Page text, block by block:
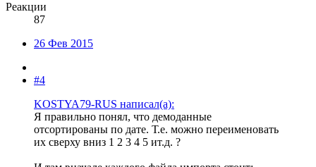
Реакции
87
26 Фев 2015
#4
KOSTYA79-RUS написал(а):
Я правильно понял, что демоданные
отсортированы по дате. Т.е. можно переименовать
их сверху вниз 1 2 3 4 5 ит.д. ?